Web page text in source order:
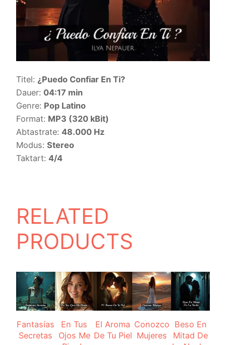
Titel: ¿Puedo Confiar En Ti?
Dauer: 04:17 min
Genre: Pop Latino
Format: MP3 (320 kBit)
Abtastrate: 48.000 Hz
Modus: Stereo
Taktart: 4/4
RELATED
PRODUCTS
Fantasías
Secretas
En Tus
Ojos Me
El Aroma
De Tu Piel
Conozco
Mujeres
Beso En
Mitad De